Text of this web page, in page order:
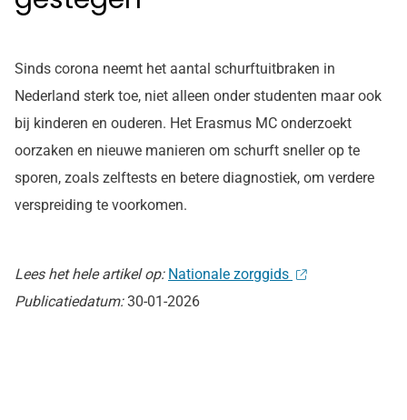
Sinds corona neemt het aantal schurftuitbraken in
Nederland sterk toe, niet alleen onder studenten maar ook
bij kinderen en ouderen. Het Erasmus MC onderzoekt
oorzaken en nieuwe manieren om schurft sneller op te
sporen, zoals zelftests en betere diagnostiek, om verdere
verspreiding te voorkomen.
Lees het hele artikel op: Nationale zorggids
Publicatiedatum:30-01-2026